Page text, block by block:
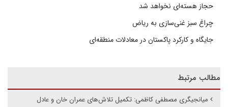
حجاز هسته‌ای نخواهد شد
چراغ سبز غنی‌سازی به ریاض
جایگاه و کارکرد پاکستان در معادلات منطقه‌ای
مطالب مرتبط
میانجیگری مصطفی کاظمی: تکمیل تلاش‌های عمران خان و عادل